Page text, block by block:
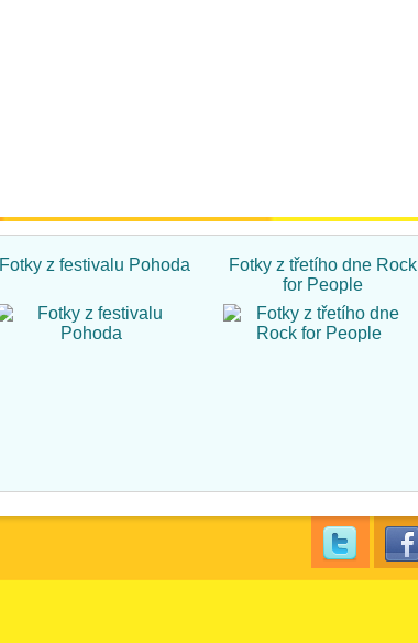
Fotky z festivalu Pohoda
Fotky z třetího dne Rock
for People